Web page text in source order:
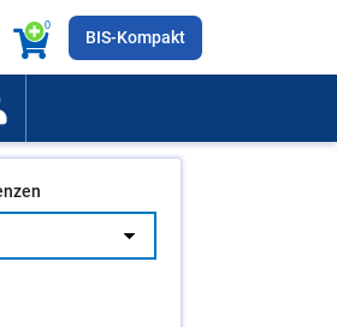
0
BIS-Kompakt